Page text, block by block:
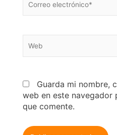
electrónico*
Guarda mi nombre,
web en este navegador
que comente.